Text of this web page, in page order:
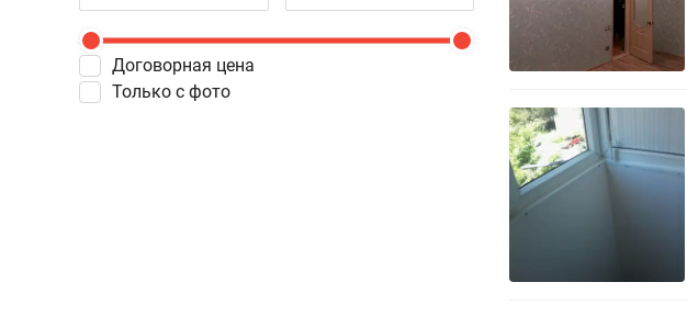
Договорная цена
Только с фото